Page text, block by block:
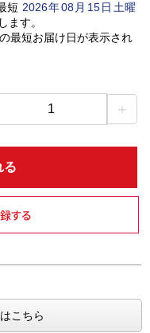
短 2026年08 月 15日土曜
ます。
最短お届け日が表示され
1 ＋
る
こちら